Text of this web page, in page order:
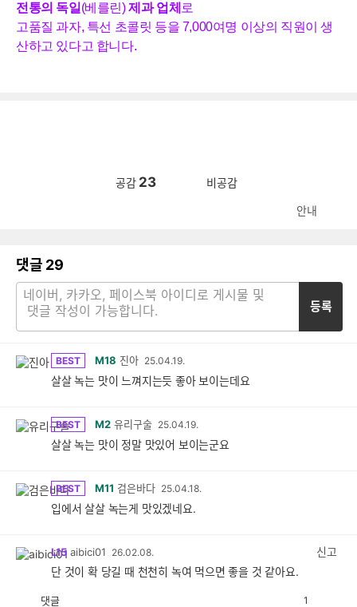
전통의 독일 (베를린)제과 업체 로
고품질과자, 특선 초콜릿 등을 7,000여명 이상의 직원이생
산하고 있다고 합니다.
공감 23 비공감
안내
댓글 29
등록
BEST M18 진아 25.04.19.
살살 녹는 맛이 느껴지는듯 좋아 보이는데요
BEST M2 유리구술 25.04.19.
살살 녹는 맛이 정말 맛있어 보이는군요
BEST M11 검은바다 25.04.18.
입에서 살살 녹는게 맛있겠네요.
L15 aibici01 26.02.08.
신고
단 것이 확 당길 때 천천히 녹여 먹으면 좋을 것 같아요.
댓글 1